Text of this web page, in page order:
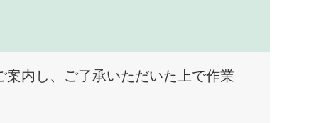
内し、ご了承いただいた上で作業